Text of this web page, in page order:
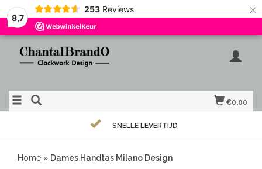
8,7
253 Reviews ×
€0,00
SNELLE LEVERTIJD
Home » Dames Handtas Milano Design